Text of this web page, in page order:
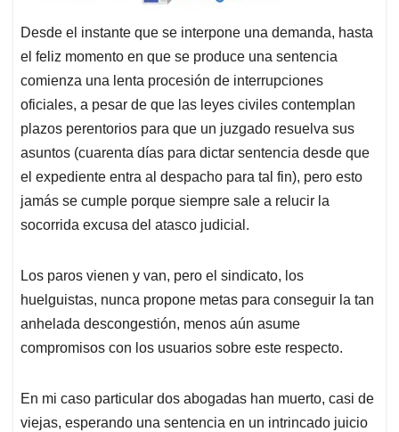
Desde el instante que se interpone una demanda, hasta
el feliz momento en que se produce una sentencia
comienza una lenta procesión de interrupciones
oficiales, a pesar de que las leyes civiles contemplan
plazos perentorios para que un juzgado resuelva sus
asuntos (cuarenta días para dictar sentencia desde que
el expediente entra al despacho para tal fin), pero esto
jamás se cumple porque siempre sale a relucir la
socorrida excusa del atasco judicial.
Los paros vienen y van, pero el sindicato, los
huelguistas, nunca propone metas para conseguir la tan
anhelada descongestión, menos aún asume
compromisos con los usuarios sobre este respecto.
En mi caso particular dos abogadas han muerto, casi de
viejas, esperando una sentencia en un intrincado juicio